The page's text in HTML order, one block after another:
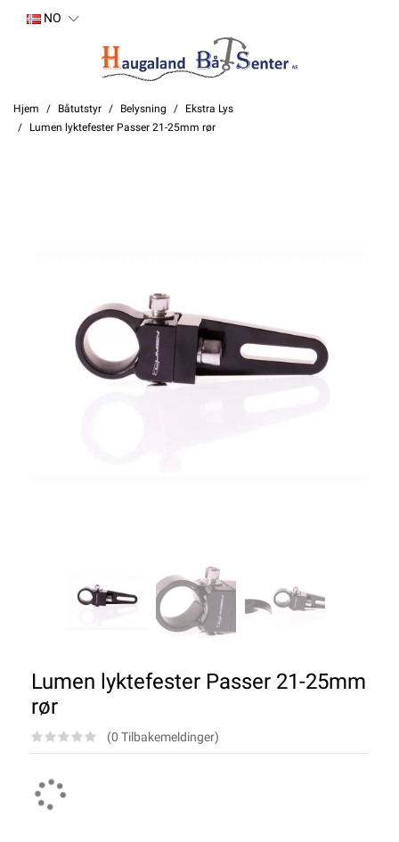
NO
Hjem Båtutstyr Belysning
Ekstra Lys
Lumen lyktefester Passer 21-25mm rør
Lumen lyktefester Passer 21-25mm
rør
(0 Tilbakemeldinger)